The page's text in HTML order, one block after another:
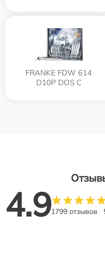
FRANKE FDW 614
D10P DOS C
4.91799 отзывов